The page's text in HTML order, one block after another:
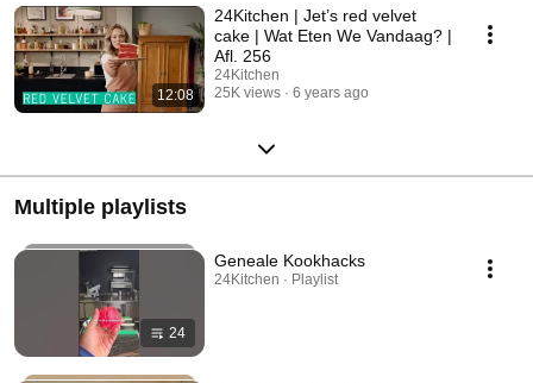
12:08
24Kitchen | Jet’s red velvet
cake | Wat Eten We Vandaag? |
Afl. 256
24Kitchen
25K views
6 years ago
Multiple playlists
24
Geneale Kookhacks
24Kitchen · Playlist